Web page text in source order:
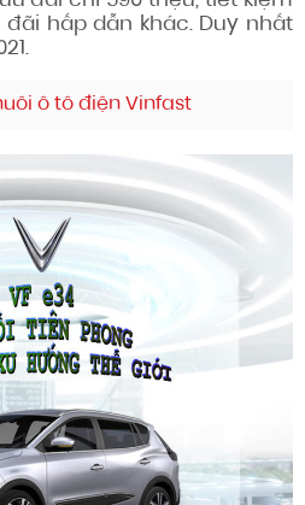
đãi hấp dẫn khác. Duy nhất
ô tô điện Vinfast